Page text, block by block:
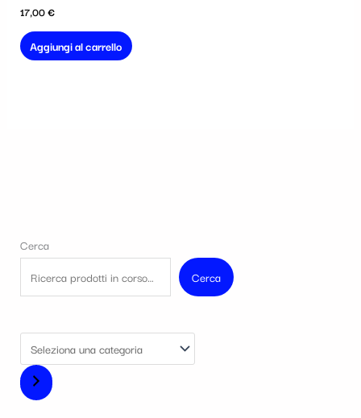
17,00€
Aggiungi al carrello
Cerca
Cerca